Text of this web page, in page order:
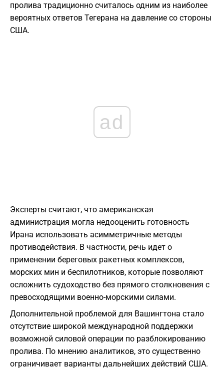
пролива традиционно считалось одним из наиболее
вероятных ответов Тегерана на давление со стороны
США.
ad
Эксперты считают, что американская
администрация могла недооценить готовность
Ирана использовать асимметричные методы
противодействия. В частности, речь идет о
применении береговых ракетных комплексов,
морских мин и беспилотников, которые позволяют
осложнить судоходство без прямого столкновения с
превосходящими военно-морскими силами.
Дополнительной проблемой для Вашингтона стало
отсутствие широкой международной поддержки
возможной силовой операции по разблокированию
пролива. По мнению аналитиков, это существенно
ограничивает варианты дальнейших действий США.